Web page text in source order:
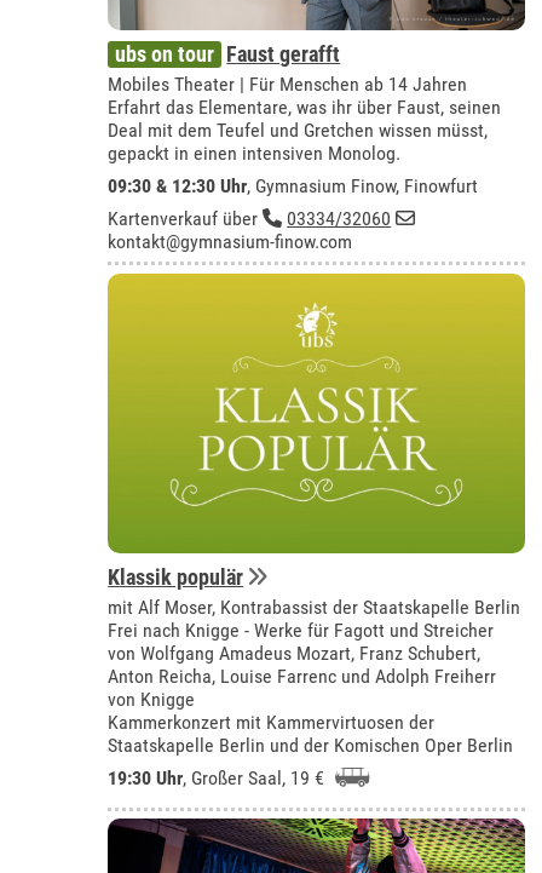
ubs on tour Faust gerafft
Mobiles Theater | Für Menschen ab 14 Jahren
Erfahrt das Elementare, was ihr über Faust, seinen
Deal mit dem Teufel und Gretchen wissen müsst,
gepackt in einen intensiven Monolog.
09:30 & 12:30 Uhr, Gymnasium Finow, Finowfurt
Kartenverkauf über
03334/32060
kontakt@gymnasium-finow.com
Klassik populär
mit Alf Moser, Kontrabassist der Staatskapelle Berlin
Frei nach Knigge - Werke für Fagott und Streicher
von Wolfgang Amadeus Mozart, Franz Schubert,
Anton Reicha, Louise Farrenc und Adolph Freiherr
von Knigge
Kammerkonzert mit Kammervirtuosen der
Staatskapelle Berlin und der Komischen Oper Berlin
19:30 Uhr, Großer Saal, 19 €